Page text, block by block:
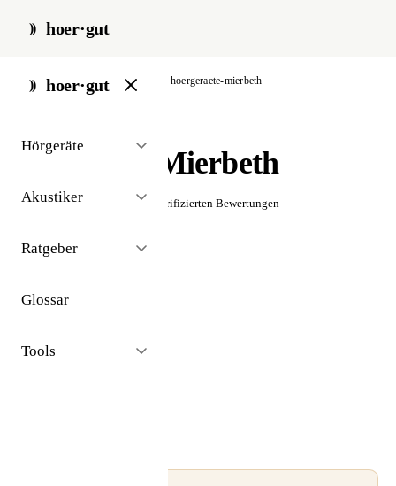
hoer·gut
hoer·gut
Hörgeräte
Akustiker
Ratgeber
Glossar
Tools
start / akustiker / bad tölz hoergeraete-mierbeth
Hörgeräte Mierbeth
☆☆☆☆☆ Noch keine verifizierten Bewertungen